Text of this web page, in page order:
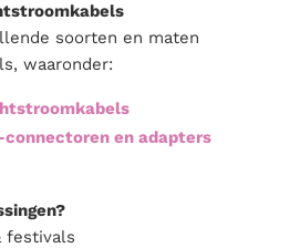
soorten en maten
waaronder:
connectoren en adapters
festivals